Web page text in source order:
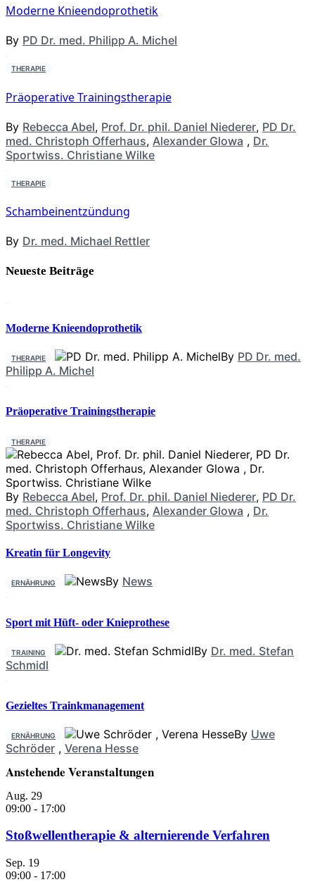
Moderne Knieendoprothetik
By PD Dr. med. Philipp A. Michel
THERAPIE
Präoperative Trainingstherapie
By Rebecca Abel, Prof. Dr. phil. Daniel Niederer, PD Dr.
med. Christoph Offerhaus, Alexander Glowa , Dr.
Sportwiss. Christiane Wilke
THERAPIE
Schambeinentzündung
By Dr. med. Michael Rettler
Neueste Beiträge
Moderne Knieendoprothetik
THERAPIE By PD Dr. med.
Philipp A. Michel
Präoperative Trainingstherapie
THERAPIE
By Rebecca Abel, Prof. Dr. phil. Daniel Niederer, PD Dr.
med. Christoph Offerhaus, Alexander Glowa , Dr.
Sportwiss. Christiane Wilke
Kreatin für Longevity
ERNÄHRUNG By News
Sport mit Hüft- oder Knieprothese
TRAINING By Dr. med. Stefan
Schmidl
Gezieltes Trainkmanagement
ERNÄHRUNG By Uwe
Schröder , Verena Hesse
Anstehende Veranstaltungen
Aug. 29
09:00 - 17:00
Stoßwellentherapie & alternierende Verfahren
Sep. 19
09:00 - 17:00